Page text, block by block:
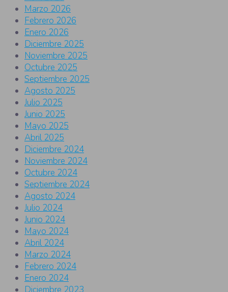
Marzo 2026
Febrero 2026
Enero 2026
Diciembre 2025
Noviembre 2025
Octubre 2025
Septiembre 2025
Agosto 2025
Julio 2025
Junio 2025
Mayo 2025
Abril 2025
Diciembre 2024
Noviembre 2024
Octubre 2024
Septiembre 2024
Agosto 2024
Julio 2024
Junio 2024
Mayo 2024
Abril 2024
Marzo 2024
Febrero 2024
Enero 2024
Diciembre 2023